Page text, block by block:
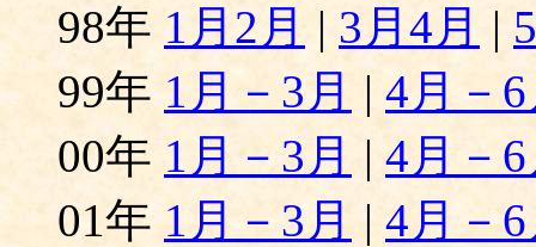
98年 1月2月 | 3月4月 |
99年 1月－3月 | 4月－
00年 1月－3月 | 4月－
01年 1月－3月 | 4月－